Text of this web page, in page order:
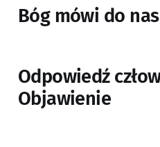
Bóg mówi do
Odpowiedź
Objawienie